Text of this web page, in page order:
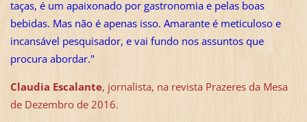
taças, é um apaixonado por gastronomia e pelas boas
bebidas. Mas não é apenas isso. Amarante é meticuloso e
incansável pesquisador, e vai fundo nos assuntos que
procura abordar."
Claudia Escalante, jornalista, na revista Prazeres da Mesa
de Dezembro de 2016.